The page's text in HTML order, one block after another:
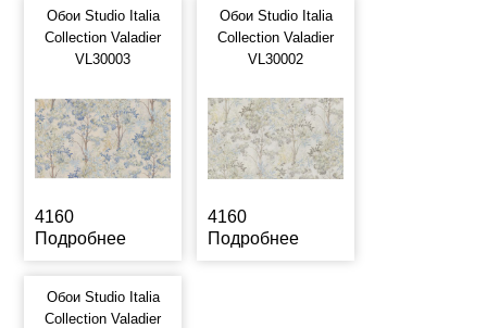
Обои Studio Italia
Collection Valadier
VL30003
4160
Подробнее
Обои Studio Italia
Collection Valadier
VL30002
4160
Подробнее
Обои Studio Italia
Collection Valadier